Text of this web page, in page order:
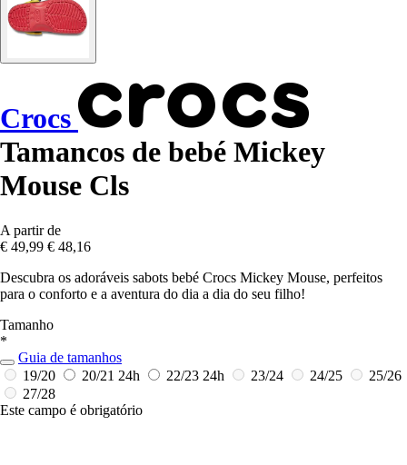
Crocs
Tamancos de bebé Mickey
Mouse Cls
A partir de
€ 49,99 € 48,16
Descubra os adoráveis sabots bebé Crocs Mickey Mouse, perfeitos
para o conforto e a aventura do dia a dia do seu filho!
Tamanho
*
Guia de tamanhos
19/20
20/21 24h 22/23 24h 23/24 24/25
25/26
27/28
Este campo é obrigatório